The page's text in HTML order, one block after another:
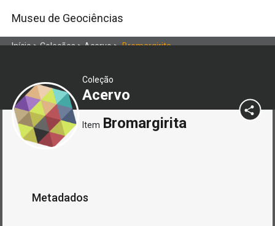
Museu de Geociências
Início>Coleções>Acervo>Bromargirita
Coleção
Acervo
Item Bromargirita
Metadados